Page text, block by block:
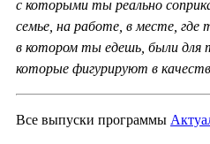
с которыми ты реально
семье, на работе, в месте,
в котором ты едешь, были для
которые фигурируют в
Все выпуски программы